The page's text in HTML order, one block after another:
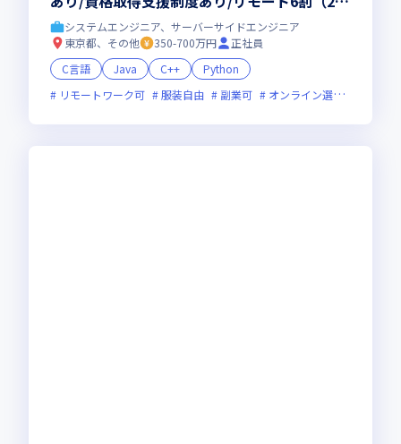
4年7月時点）
システムエンジニア、サーバーサイドエンジニア
東京都、その他
350-700万円
正社員
C言語
Java C++
Python
リモートワーク可
服装自由 副業可 オンライン選考可